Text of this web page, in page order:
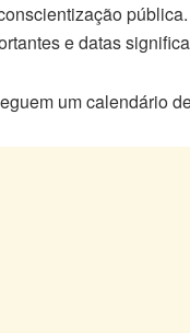
e datas
um calendário